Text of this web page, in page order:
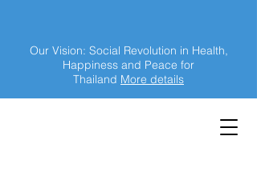
Our Vision: Social Revolution in Health,
Happiness and Peace for
Thailand More details